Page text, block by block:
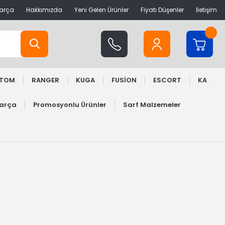
Hakkımızda Yeni Gelen Ürünler Fiyatı Düşenler İletişim
RANGER KUGA FUSİON ESCORT KA
Promosyonlu Ürünler Sarf Malzemeler